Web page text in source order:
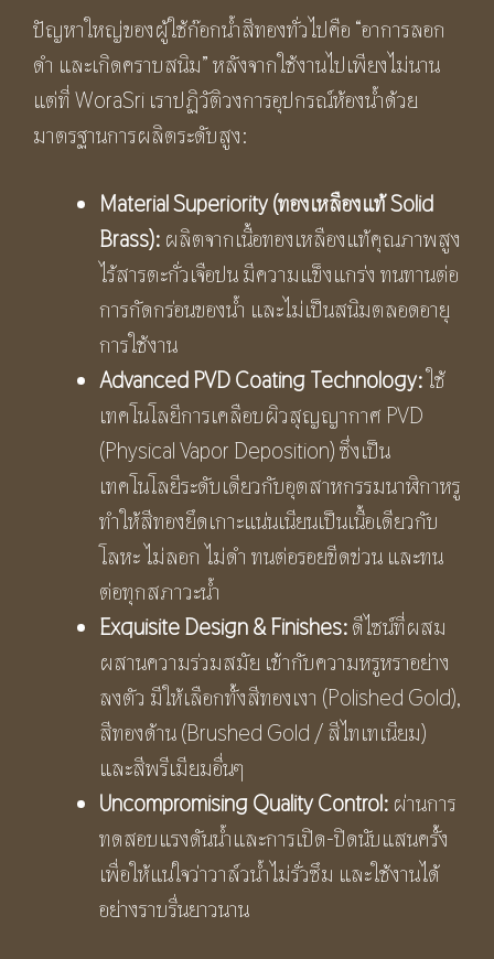
ปัญหาใหญ่ของผู้ใช้ก๊อกน้ำสีทองทั่วไปคือ “อาการลอก
ดำ และเกิดคราบสนิม” หลังจากใช้งานไปเพียงไม่นาน
แต่ที่ WoraSri เราปฏิวัติวงการอุปกรณ์ห้องน้ำด้วย
มาตรฐานการผลิตระดับสูง:
Material Superiority (ทองเหลืองแท้ Solid
Brass): ผลิตจากเนื้อทองเหลืองแท้คุณภาพสูง
ไร้สารตะกั่วเจือปน มีความแข็งแกร่ง ทนทานต่อ
การกัดกร่อนของน้ำ และไม่เป็นสนิมตลอดอายุ
การใช้งาน
Advanced PVD Coating Technology:ใช้
เทคโนโลยีการเคลือบผิวสุญญากาศ PVD
(Physical Vapor Deposition) ซึ่งเป็น
เทคโนโลยีระดับเดียวกับอุตสาหกรรมนาฬิกาหรู
ทำให้สีทองยึดเกาะแน่นเนียนเป็นเนื้อเดียวกับ
โลหะ ไม่ลอก ไม่ดำ ทนต่อรอยขีดข่วน และทน
ต่อทุกสภาวะน้ำ
Exquisite Design & Finishes:ดีไซน์ที่ผสม
ผสานความร่วมสมัย เข้ากับความหรูหราอย่าง
ลงตัว มีให้เลือกทั้งสีทองเงา (Polished Gold),
สีทองด้าน (Brushed Gold / สีไทเทเนียม)
และสีพรีเมียมอื่นๆ
Uncompromising Quality Control: ผ่านการ
ทดสอบแรงดันน้ำและการเปิด-ปิดนับแสนครั้ง
เพื่อให้แน่ใจว่าวาล์วน้ำไม่รั่วซึม และใช้งานได้
อย่างราบรื่นยาวนาน